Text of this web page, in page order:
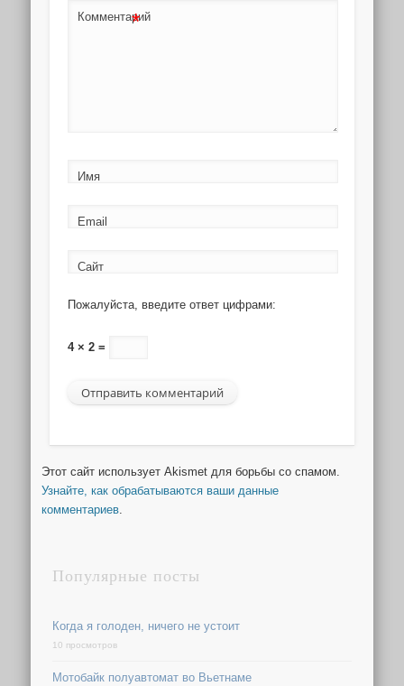
Комментарий
*
Имя
Email
Сайт
Пожалуйста, введите ответ цифрами:
4 × 2 =
Этот сайт использует Akismet для борьбы со спамом.
Узнайте, как обрабатываются ваши данные
комментариев.
Популярные посты
Когда я голоден, ничего не устоит
10 просмотров
Мотобайк полуавтомат во Вьетнаме